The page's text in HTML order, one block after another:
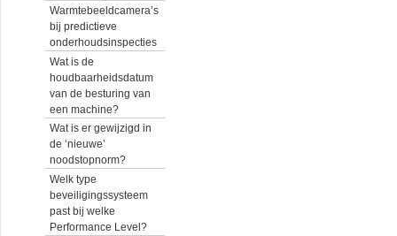
Warmtebeeldcamera’s
bij predictieve
onderhoudsinspecties
Wat is de
houdbaarheidsdatum
van de besturing van
een machine?
Wat is er gewijzigd in
de ‘nieuwe’
noodstopnorm?
Welk type
beveiligingssysteem
past bij welke
Performance Level?